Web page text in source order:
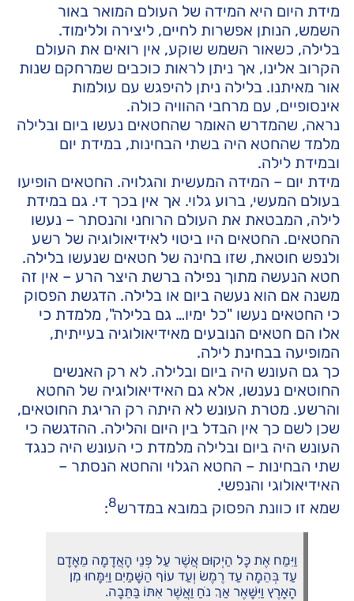
מידת היום היא המידה של העולם המואר באור
השמש, הנותן אפשרות לחיים, ליצירה וללימוד.
בלילה, כשאור השמש שוקע, אין רואים את העולם
הקרוב אלינו, אך ניתן לראות כוכבים שמרחקם שנות
אור מאיתנו. בלילה ניתן להיפגש עם עולמות
אינסופיים, עם מרחבי ההוויה כולה.
נראה, שהמדרש האומר שהחטאים נעשו ביום ובלילה
מלמד שהחטא היה בשתי הבחינות, במידת יום
ובמידת לילה.
מידת יום – המידה המעשית והגלויה. החטאים הופיעו
בעולם המעשי, ברוע גלוי. אך אין בכך די. גם במידת
לילה, המבטאת את העולם הרוחני והנסתר – נעשו
החטאים. החטאים היו ביטוי לאידיאולוגיה של רשע
ולנפש חוטאת, שזו בחינה של חטאים שנעשו בלילה.
חטא הנעשה מתוך נפילה ברשת היצר הרע – אין זה
משנה אם הוא נעשה ביום או בלילה. הדגשת הפסוק
כי החטאים נעשו "כל ימיו… גם בלילה", מלמדת כי
אלו הם חטאים הנובעים מאידיאולוגיה בעייתית,
המופיעה בבחינת לילה.
כך גם העונש היה ביום ובלילה. לא רק האנשים
החוטאים נענשו, אלא גם האידיאולוגיה של החטא
והרשע. מטרת העונש לא היתה רק הריגת החוטאים,
שכן לשם כך אין הבדל בין היום והלילה. ההדגשה כי
העונש היה ביום ובלילה מלמדת כי העונש היה כנגד
שתי הבחינות – החטא הגלוי והחטא הנסתר –
האידיאולוגי והנפשי.
שמא זו כוונת הפסוק במובא במדרש8
:
וַיִּמַח אֶת כָּל הַיְקוּם אֲשֶׁר עַל פְּנֵי הָאֲדָמָה מֵאָדָם
עַד בְּהֵמָה עַד רֶמֶשׂ וְעַד עוֹף הַשָּׁמַיִם וַיִּמָּחוּ מִן
הָאָרֶץ וַיִּשָּׁאֶר אַךְ נֹחַ וַאֲשֶׁר אִתּוֹ בַּתֵּבָה.